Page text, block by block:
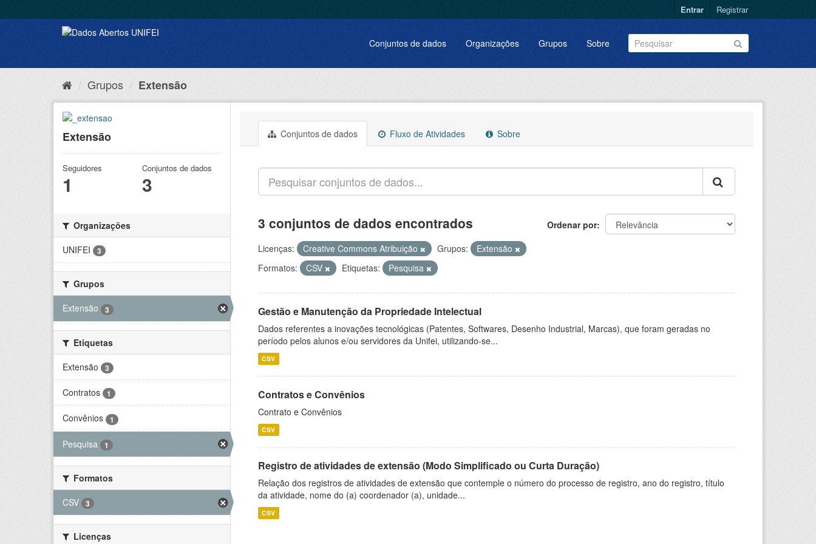
Entrar Registrar
Conjuntos de dados Organizações Grupos Sobre
Grupos Extensão
Extensão
Seguidores
1
Conjuntos de dados
3
Organizações
UNIFEI
3
Grupos
Extensão
3
Etiquetas
Extensão
3
Contratos 1
Convênios 1
Pesquisa 1
Formatos
CSV
3
Licenças
Conjuntos de dados Fluxo de Atividades Sobre
Ordenar por
3 conjuntos de dados encontrados
Licenças: Creative Commons Atribuição Grupos:
Extensão
Formatos:
CSV Etiquetas: Pesquisa
Gestão e Manutenção da Propriedade Intelectual
Dados referentes a inovações tecnológicas (Patentes, Softwares, Desenho Industrial, Marcas), que foram geradas no
período pelos alunos e/ou servidores da Unifei, utilizando-se...
CSV
Contratos e Convênios
Contrato e Convênios
CSV
Registro de atividades de extensão (Modo Simplificado ou Curta Duração)
Relação dos registros de atividades de extensão que contemple o número do processo de registro, ano do registro, título
da atividade, nome do (a) coordenador (a), unidade...
CSV